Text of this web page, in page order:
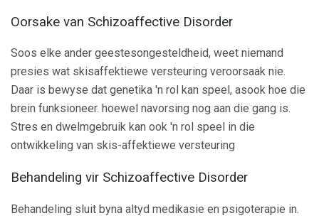
Oorsake van Schizoaffective Disorder
Soos elke ander geestesongesteldheid, weet niemand
presies wat skisaffektiewe versteuring veroorsaak nie.
Daar is bewyse dat genetika 'n rol kan speel, asook hoe die
brein funksioneer. hoewel navorsing nog aan die gang is.
Stres en dwelmgebruik kan ook 'n rol speel in die
ontwikkeling van skis-affektiewe versteuring
Behandeling vir Schizoaffective Disorder
Behandeling sluit byna altyd medikasie en psigoterapie in.